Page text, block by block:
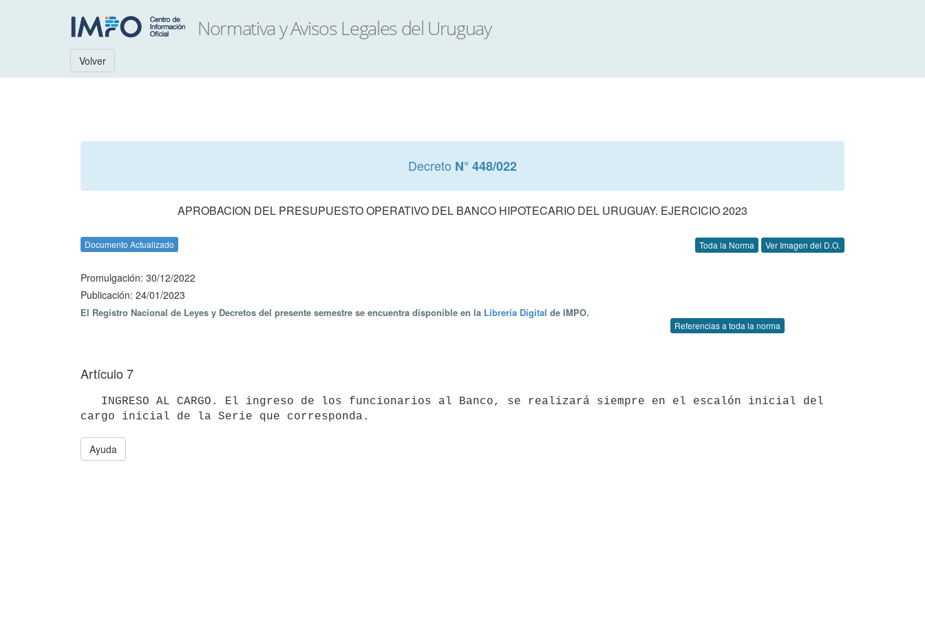
Volver
Decreto N° 448/022
APROBACION DEL PRESUPUESTO OPERATIVO DEL BANCO HIPOTECARIO DEL URUGUAY. EJERCICIO 2023
Documento Actualizado Toda la Norma Ver Imagen del D.O.
Promulgación: 30/12/2022
Publicación: 24/01/2023
El Registro Nacional de Leyes y Decretos del presente semestre se encuentra disponible en la Librería Digital de IMPO.
Referencias a toda la norma
Artículo 7
Ayuda